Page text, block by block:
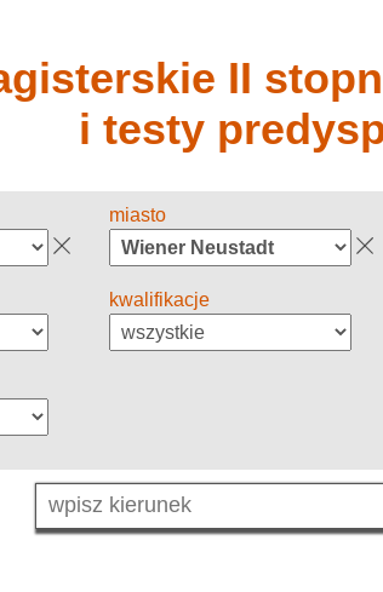
II
i testy
miasto
kwalifikacje